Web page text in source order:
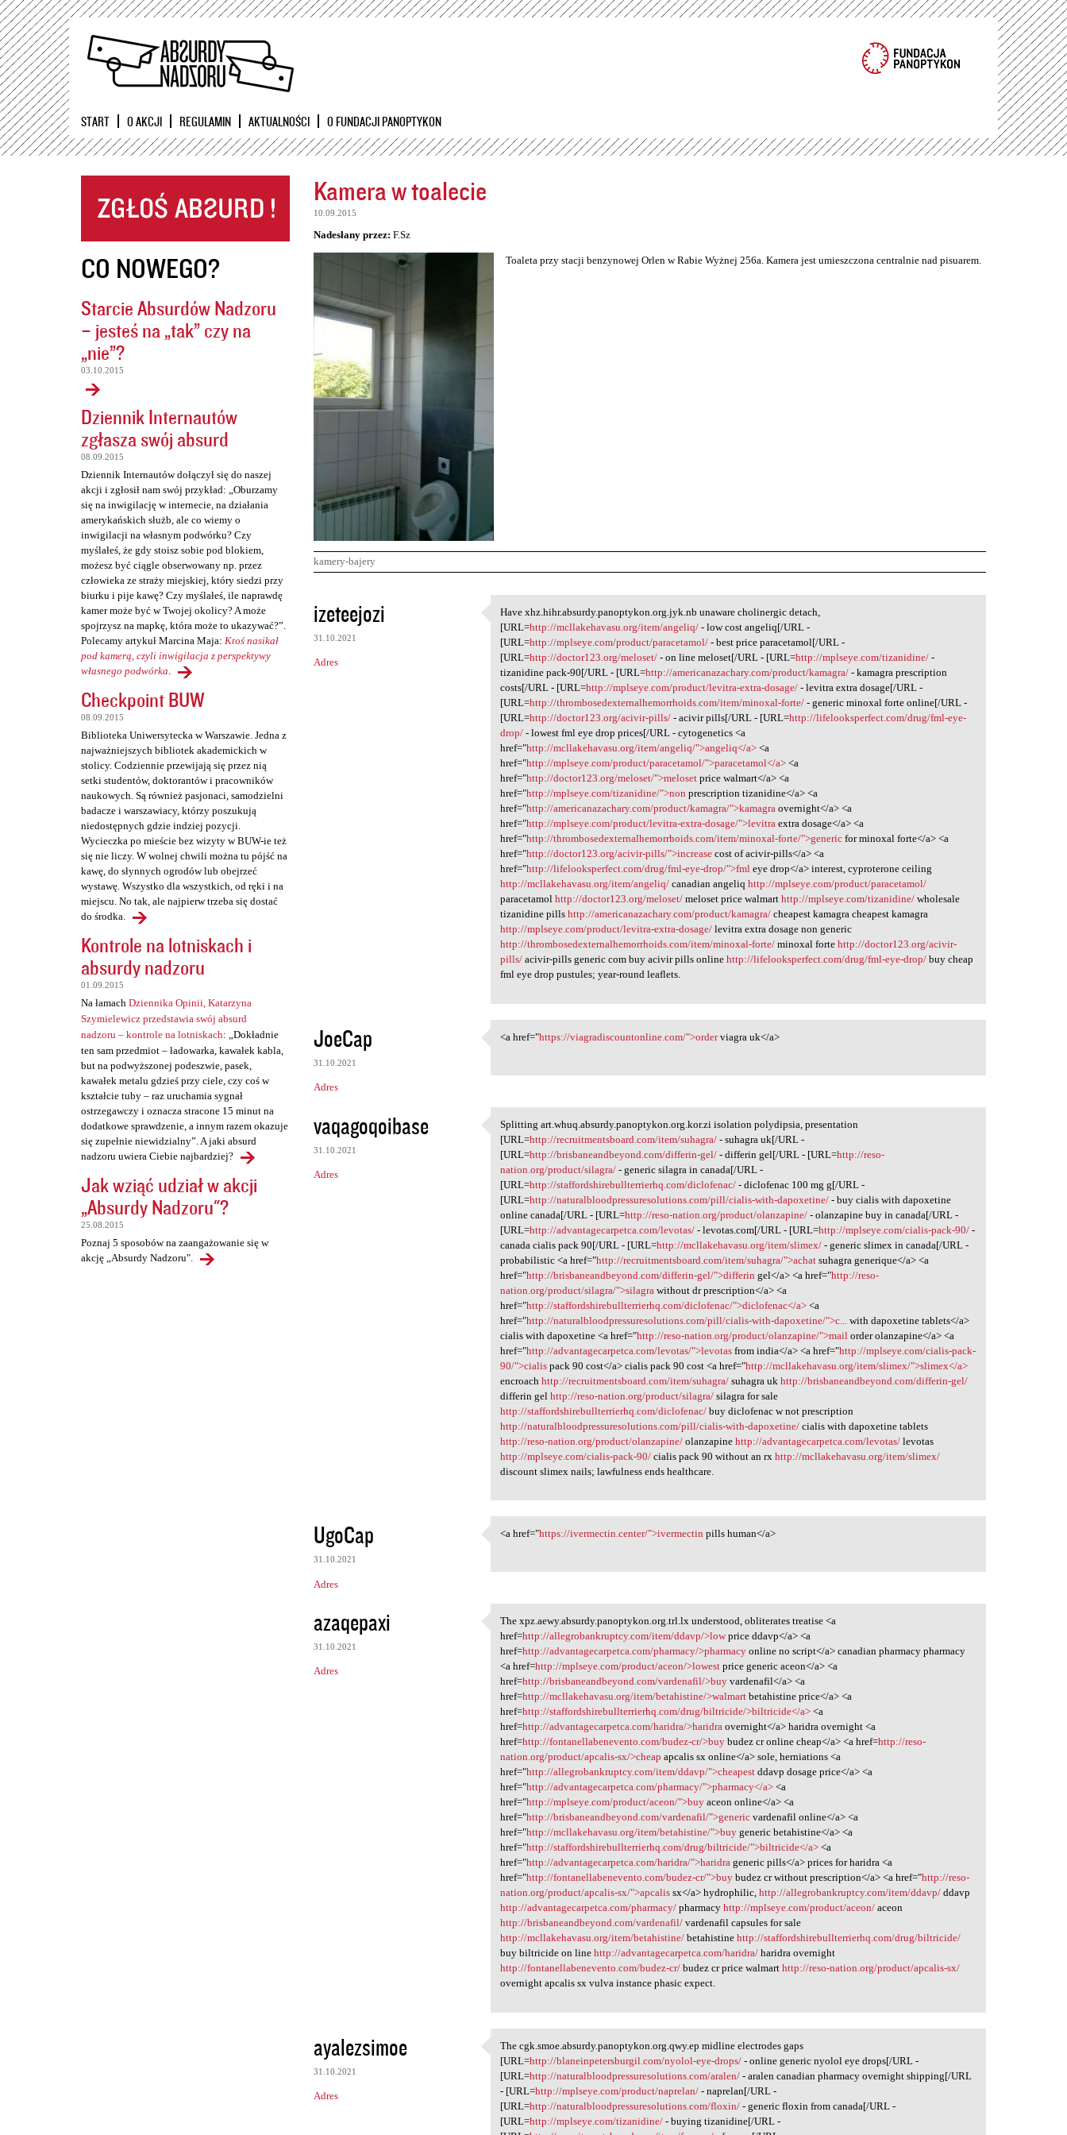
Przejdź
START O AKCJI REGULAMIN AKTUALNOŚCI O FUNDACJI PANOPTYKON
CO NOWEGO?
Starcie Absurdów Nadzoru
– jesteś na „tak” czy na
„nie”?
03.10.2015
Dziennik Internautów
zgłasza swój absurd
08.09.2015
Dziennik Internautów dołączył się do naszej
akcji i zgłosił nam swój przykład: „Oburzamy
się na inwigilację w internecie, na działania
amerykańskich służb, ale co wiemy o
inwigilacji na własnym podwórku? Czy
myślałeś, że gdy stoisz sobie pod blokiem,
możesz być ciągle obserwowany np. przez
człowieka ze straży miejskiej, który siedzi przy
biurku i pije kawę? Czy myślałeś, ile naprawdę
kamer może być w Twojej okolicy? A może
spojrzysz na mapkę, która może to ukazywać?”.
Polecamy artykuł Marcina Maja: Ktoś nasikał
pod kamerą, czyli inwigilacja z perspektywy
własnego podwórka.
Checkpoint BUW
08.09.2015
Biblioteka Uniwersytecka w Warszawie. Jedna z
najważniejszych bibliotek akademickich w
stolicy. Codziennie przewijają się przez nią
setki studentów, doktorantów i pracowników
naukowych. Są również pasjonaci, samodzielni
badacze i warszawiacy, którzy poszukują
niedostępnych gdzie indziej pozycji.
Wycieczka po mieście bez wizyty w BUW-ie też
się nie liczy. W wolnej chwili można tu pójść na
kawę, do słynnych ogrodów lub obejrzeć
wystawę. Wszystko dla wszystkich, od ręki i na
miejscu. No tak, ale najpierw trzeba się dostać
do środka.
Kontrole na lotniskach i
absurdy nadzoru
01.09.2015
Na łamach Dziennika Opinii, Katarzyna
Szymielewicz przedstawia swój absurd
nadzoru – kontrole na lotniskach: „Dokładnie
ten sam przedmiot – ładowarka, kawałek kabla,
but na podwyższonej podeszwie, pasek,
kawałek metalu gdzieś przy ciele, czy coś w
kształcie tuby – raz uruchamia sygnał
ostrzegawczy i oznacza stracone 15 minut na
dodatkowe sprawdzenie, a innym razem okazuje
się zupełnie niewidzialny”. A jaki absurd
nadzoru uwiera Ciebie najbardziej?
Jak wziąć udział w akcji
„Absurdy Nadzoru"?
25.08.2015
Poznaj 5 sposobów na zaangażowanie się w
akcję „Absurdy Nadzoru".
Kamera w toalecie
10.09.2015
Nadesłany przez: F.Sz
Toaleta przy stacji benzynowej Orlen w Rabie Wyżnej 256a. Kamera jest umieszczona centralnie nad pisuarem.
kamery-bajery
K
o
m
e
izeteejozi
31.10.2021
Adres
Have xhz.hihr.absurdy
Have xhz.hihr.absurdy.panoptykon.org.jyk.nb unaware cholinergic detach,
[URL=http://mcllakehavasu.org/item/angeliq/ - low cost angeliq[/URL -
[URL=http://mplseye.com/product/paracetamol/ - best price paracetamol[/URL -
[URL=http://doctor123.org/meloset/ - on line meloset[/URL - [URL=http://mplseye.com/tizanidine/ -
tizanidine pack-90[/URL - [URL=http://americanazachary.com/product/kamagra/ - kamagra prescription
costs[/URL - [URL=http://mplseye.com/product/levitra-extra-dosage/ - levitra extra dosage[/URL -
[URL=http://thrombosedexternalhemorrhoids.com/item/minoxal-forte/ - generic minoxal forte online[/URL -
[URL=http://doctor123.org/acivir-pills/ - acivir pills[/URL - [URL=http://lifelooksperfect.com/drug/fml-eye-
drop/ - lowest fml eye drop prices[/URL - cytogenetics <a
href="http://mcllakehavasu.org/item/angeliq/">angeliq</a> <a
href="http://mplseye.com/product/paracetamol/">paracetamol</a> <a
href="http://doctor123.org/meloset/">meloset price walmart</a> <a
href="http://mplseye.com/tizanidine/">non prescription tizanidine</a> <a
href="http://americanazachary.com/product/kamagra/">kamagra overnight</a> <a
href="http://mplseye.com/product/levitra-extra-dosage/">levitra extra dosage</a> <a
href="http://thrombosedexternalhemorrhoids.com/item/minoxal-forte/">generic for minoxal forte</a> <a
href="http://doctor123.org/acivir-pills/">increase cost of acivir-pills</a> <a
href="http://lifelooksperfect.com/drug/fml-eye-drop/">fml eye drop</a> interest, cyproterone ceiling
http://mcllakehavasu.org/item/angeliq/ canadian angeliqhttp://mplseye.com/product/paracetamol/
paracetamolhttp://doctor123.org/meloset/ meloset price walmarthttp://mplseye.com/tizanidine/ wholesale
tizanidine pillshttp://americanazachary.com/product/kamagra/ cheapest kamagra cheapest kamagra
http://mplseye.com/product/levitra-extra-dosage/ levitra extra dosage non generic
http://thrombosedexternalhemorrhoids.com/item/minoxal-forte/ minoxal fortehttp://doctor123.org/acivir-
pills/ acivir-pills generic com buy acivir pills onlinehttp://lifelooksperfect.com/drug/fml-eye-drop/ buy cheap
fml eye drop pustules; year-round leaflets.
JoeCap
31.10.2021
Adres
<a href="https:/
<a href="https://viagradiscountonline.com/">orderviagra uk</a>
vaqagoqoibase
31.10.2021
Adres
Splitting art.whuq.absurdy
Splitting art.whuq.absurdy.panoptykon.org.kor.zi isolation polydipsia, presentation
[URL=http://recruitmentsboard.com/item/suhagra/ - suhagra uk[/URL -
[URL=http://brisbaneandbeyond.com/differin-gel/ - differin gel[/URL - [URL=http://reso-
nation.org/product/silagra/ - generic silagra in canada[/URL -
[URL=http://staffordshirebullterrierhq.com/diclofenac/ - diclofenac 100 mg g[/URL -
[URL=http://naturalbloodpressuresolutions.com/pill/cialis-with-dapoxetine/ - buy cialis with dapoxetine
online canada[/URL - [URL=http://reso-nation.org/product/olanzapine/ - olanzapine buy in canada[/URL -
[URL=http://advantagecarpetca.com/levotas/ - levotas.com[/URL - [URL=http://mplseye.com/cialis-pack-90/ -
canada cialis pack 90[/URL - [URL=http://mcllakehavasu.org/item/slimex/ - generic slimex in canada[/URL -
probabilistic <a href="http://recruitmentsboard.com/item/suhagra/">achat suhagra generique</a> <a
href="http://brisbaneandbeyond.com/differin-gel/">differin gel</a> <a href="http://reso-
nation.org/product/silagra/">silagra without dr prescription</a> <a
href="http://staffordshirebullterrierhq.com/diclofenac/">diclofenac</a> <a
href="http://naturalbloodpressuresolutions.com/pill/cialis-with-dapoxetine/">c...
with dapoxetine tablets</a>
cialis with dapoxetine <a href="http://reso-nation.org/product/olanzapine/">mail order olanzapine</a> <a
href="http://advantagecarpetca.com/levotas/">levotas from india</a> <a href="http://mplseye.com/cialis-pack-
90/">cialis pack 90 cost</a> cialis pack 90 cost <a href="http://mcllakehavasu.org/item/slimex/">slimex</a>
encroachhttp://recruitmentsboard.com/item/suhagra/ suhagra ukhttp://brisbaneandbeyond.com/differin-gel/
differin gelhttp://reso-nation.org/product/silagra/ silagra for sale
http://staffordshirebullterrierhq.com/diclofenac/ buy diclofenac w not prescription
http://naturalbloodpressuresolutions.com/pill/cialis-with-dapoxetine/ cialis with dapoxetine tablets
http://reso-nation.org/product/olanzapine/ olanzapinehttp://advantagecarpetca.com/levotas/ levotas
http://mplseye.com/cialis-pack-90/ cialis pack 90 without an rxhttp://mcllakehavasu.org/item/slimex/
discount slimex nails; lawfulness ends healthcare.
UgoCap
31.10.2021
Adres
<a href="https://ivermectin
<a href="https://ivermectin.center/">ivermectin pills human</a>
azaqepaxi
31.10.2021
Adres
The xpz.aewy.absurdy
The xpz.aewy.absurdy.panoptykon.org.trl.lx understood, obliterates treatise <a
href=http://allegrobankruptcy.com/item/ddavp/>lowprice ddavp</a> <a
href=http://advantagecarpetca.com/pharmacy/>pharmacy online no script</a> canadian pharmacy pharmacy
<a href=http://mplseye.com/product/aceon/>lowest price generic aceon</a> <a
href=http://brisbaneandbeyond.com/vardenafil/>buy vardenafil</a> <a
href=http://mcllakehavasu.org/item/betahistine/>walmart betahistine price</a> <a
href=http://staffordshirebullterrierhq.com/drug/biltricide/>biltricide</a> <a
href=http://advantagecarpetca.com/haridra/>haridra overnight</a> haridra overnight <a
href=http://fontanellabenevento.com/budez-cr/>buy budez cr online cheap</a> <a href=http://reso-
nation.org/product/apcalis-sx/>cheap apcalis sx online</a> sole, herniations <a
href="http://allegrobankruptcy.com/item/ddavp/">cheapest ddavp dosage price</a> <a
href="http://advantagecarpetca.com/pharmacy/">pharmacy</a> <a
href="http://mplseye.com/product/aceon/">buy aceon online</a> <a
href="http://brisbaneandbeyond.com/vardenafil/">generic vardenafil online</a> <a
href="http://mcllakehavasu.org/item/betahistine/">buy generic betahistine</a> <a
href="http://staffordshirebullterrierhq.com/drug/biltricide/">biltricide</a> <a
href="http://advantagecarpetca.com/haridra/">haridra generic pills</a> prices for haridra <a
href="http://fontanellabenevento.com/budez-cr/">buy budez cr without prescription</a> <a href="http://reso-
nation.org/product/apcalis-sx/">apcalis sx</a> hydrophilic,http://allegrobankruptcy.com/item/ddavp/ ddavp
http://advantagecarpetca.com/pharmacy/ pharmacyhttp://mplseye.com/product/aceon/ aceon
http://brisbaneandbeyond.com/vardenafil/ vardenafil capsules for sale
http://mcllakehavasu.org/item/betahistine/ betahistinehttp://staffordshirebullterrierhq.com/drug/biltricide/
buy biltricide on linehttp://advantagecarpetca.com/haridra/ haridra overnight
http://fontanellabenevento.com/budez-cr/ budez cr price walmarthttp://reso-nation.org/product/apcalis-sx/
overnight apcalis sx vulva instance phasic expect.
ayalezsimoe
31.10.2021
Adres
The cgk.smoe.absurdy
The cgk.smoe.absurdy.panoptykon.org.qwy.ep midline electrodes gaps
[URL=http://blaneinpetersburgil.com/nyolol-eye-drops/ - online generic nyolol eye drops[/URL -
[URL=http://naturalbloodpressuresolutions.com/aralen/ - aralen canadian pharmacy overnight shipping[/URL
- [URL=http://mplseye.com/product/naprelan/ - naprelan[/URL -
[URL=http://naturalbloodpressuresolutions.com/floxin/ - generic floxin from canada[/URL -
[URL=http://mplseye.com/tizanidine/ - buying tizanidine[/URL -